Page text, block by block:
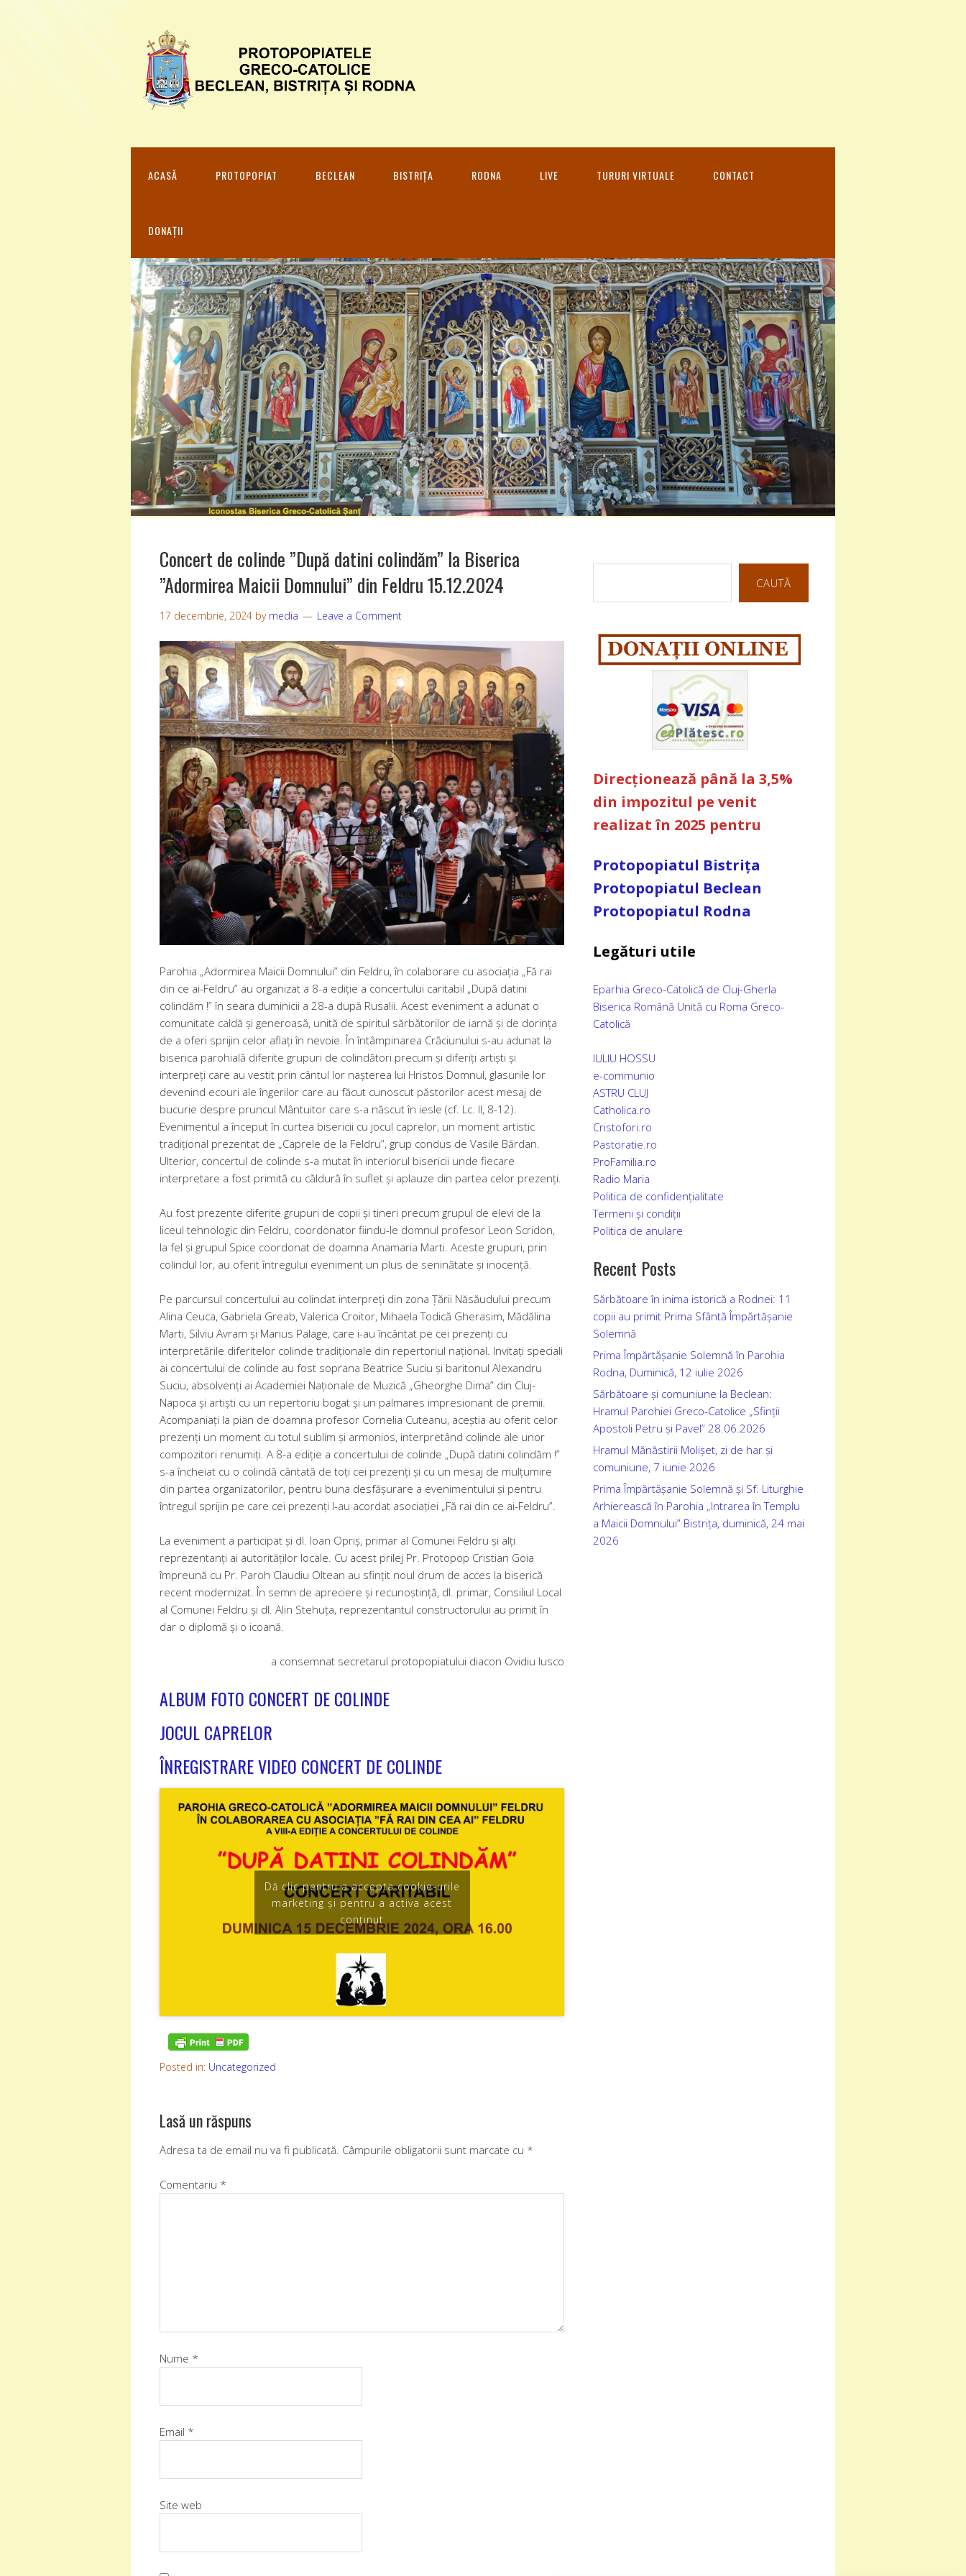
ACASĂ PROTOPOPIAT BECLEAN BISTRIȚA RODNA LIVE TURURI VIRTUALE CONTACT
DONAȚII
Concert de colinde ”După datini colindăm” la Biserica
”Adormirea Maicii Domnului” din Feldru 15.12.2024
17 decembrie, 2024 by media Leave a Comment
Parohia „Adormirea Maicii Domnului” din Feldru, în colaborare cu asociația „Fă rai
din ce ai-Feldru” au organizat a 8-a ediție a concertului caritabil „După datini
colindăm !” în seara duminicii a 28-a după Rusalii. Acest eveniment a adunat o
comunitate caldă și generoasă, unită de spiritul sărbătorilor de iarnă și de dorința
de a oferi sprijin celor aflați în nevoie.În întâmpinarea Crăciunului s-au adunat la
biserica parohială diferite grupuri de colindători precum și diferiți artiști și
interpreți care au vestit prin cântul lor nașterea lui Hristos Domnul, glasurile lor
devenind ecouri ale îngerilor care au făcut cunoscut păstorilor acest mesaj de
bucurie despre pruncul Mântuitor care s-a născut în iesle (cf. Lc. II, 8-12).
Evenimentul a început în curtea bisericii cu jocul caprelor, un moment artistic
tradițional prezentat de „Caprele de la Feldru”, grup condus de Vasile Bărdan.
Ulterior, concertul de colinde s-a mutat în interiorul bisericii unde fiecare
interpretare a fost primită cu căldură în suflet și aplauze din partea celor prezenți.
Au fost prezente diferite grupuri de copii și tineri precum grupul de elevi de la
liceul tehnologic din Feldru, coordonator fiindu-le domnul profesor Leon Scridon,
la fel și grupul Spice coordonat de doamna Anamaria Marti. Aceste grupuri, prin
colindul lor, au oferit întregului eveniment un plus de seninătate și inocență.
Pe parcursul concertului au colindat interpreți din zona Țării Năsăudului precum
Alina Ceuca, Gabriela Greab, Valerica Croitor, Mihaela Todică Gherasim, Mădălina
Marti, Silviu Avram și Marius Palage, care i-au încântat pe cei prezenți cu
interpretările diferitelor colinde tradiționale din repertoriul național. Invitați speciali
ai concertului de colinde au fost soprana Beatrice Suciu și baritonul Alexandru
Suciu, absolvenți ai Academiei Naționale de Muzică „Gheorghe Dima” din Cluj-
Napoca și artiști cu un repertoriu bogat și un palmares impresionant de premii.
Acompaniați la pian de doamna profesor Cornelia Cuteanu, aceștia au oferit celor
prezenți un moment cu totul sublim și armonios, interpretând colinde ale unor
compozitori renumiți. A 8-a ediție a concertului de colinde „După datini colindăm !”
s-a încheiat cu o colindă cântată de toți cei prezenți și cu un mesaj de mulțumire
din partea organizatorilor, pentru buna desfășurare a evenimentului și pentru
întregul sprijin pe care cei prezenți l-au acordat asociației „Fă rai din ce ai-Feldru”.
La eveniment a participat și dl. Ioan Opriș, primar al Comunei Feldru și alți
reprezentanți ai autorităților locale. Cu acest prilej Pr. Protopop Cristian Goia
împreună cu Pr. Paroh Claudiu Oltean au sfințit noul drum de acces la biserică
recent modernizat. În semn de apreciere și recunoștință, dl. primar, Consiliul Local
al Comunei Feldru și dl. Alin Stehuța, reprezentantul constructorului au primit în
dar o diplomă și o icoană.
a consemnat secretarul protopopiatului diacon Ovidiu Iusco
ALBUM FOTO CONCERT DE COLINDE
JOCUL CAPRELOR
ÎNREGISTRARE VIDEO CONCERT DE COLINDE
Dă clic pentru a accepta cookie-urile
marketing și pentru a activa acest
conținut
Posted in: Uncategorized
Lasă un răspuns
Adresa ta de email nu va fi publicată. Câmpurile obligatorii sunt marcate cu *
Comentariu *
Nume *
Email *
Site web
CAUTĂ
Direcționează până la 3,5%
din impozitul pe venit
realizat în 2025 pentru
Protopopiatul Bistrița
Protopopiatul Beclean
Protopopiatul Rodna
Legături utile
Eparhia Greco-Catolică de Cluj-Gherla
Biserica Română Unită cu Roma Greco-
Catolică
IULIU HOSSU
e-communio
ASTRU CLUJ
Catholica.ro
Cristofori.ro
Pastoratie.ro
ProFamilia.ro
Radio Maria
Politica de confidențialitate
Termeni și condiții
Politica de anulare
Recent Posts
Sărbătoare în inima istorică a Rodnei: 11
copii au primit Prima Sfântă Împărtășanie
Solemnă
Prima Împărtășanie Solemnă în Parohia
Rodna, Duminică, 12 iulie 2026
Sărbătoare și comuniune la Beclean:
Hramul Parohiei Greco-Catolice „Sfinții
Apostoli Petru și Pavel” 28.06.2026
Hramul Mănăstirii Molișet, zi de har și
comuniune, 7 iunie 2026
Prima Împărtășanie Solemnă și Sf. Liturghie
Arhierească în Parohia „Intrarea în Templu
a Maicii Domnului” Bistrița, duminică, 24 mai
2026